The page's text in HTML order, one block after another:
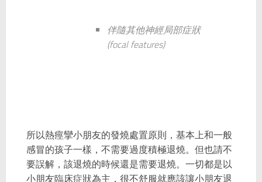
伴隨其他神經局部症狀
(focal features)
所以熱痙攣小朋友的發燒處置原則，基本上和一般
感冒的孩子一樣，不需要過度積極退燒。但也請不
要誤解，該退燒的時候還是需要退燒。一切都是以
小朋友臨床症狀為主，很不舒服就應該讓小朋友退